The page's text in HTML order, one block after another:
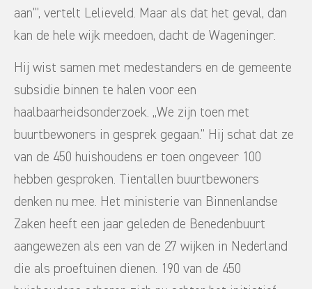
aan’’’, vertelt Lelieveld. Maar als dat het geval, dan
kan de hele wijk meedoen, dacht de Wageninger.
Hij wist samen met medestanders en de gemeente
subsidie binnen te halen voor een
haalbaarheidsonderzoek. ,,We zijn toen met
buurtbewoners in gesprek gegaan.’’ Hij schat dat ze
van de 450 huishoudens er toen ongeveer 100
hebben gesproken. Tientallen buurtbewoners
denken nu mee. Het ministerie van Binnenlandse
Zaken heeft een jaar geleden de Benedenbuurt
aangewezen als een van de 27 wijken in Nederland
die als proeftuinen dienen. 190 van de 450